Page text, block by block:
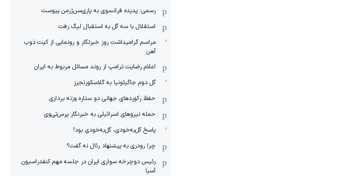
رسمی: پدیده فرانسوی به پاری‌سن‌ژرمن پیوست
استقلال با سه گل به استقبال لیگ رفت
مراسم گرامیداشت روز خبرنگار و رونمایی از کیت ذوب
آهن
اعلام رضایت ترامپ از روند مسائل مربوط به ایران
گل دوم جاگیلونیا به گلاسکورنجرز
حفظ رکوردهای جهانی دو ستاره وزنه برداری
حمله نیروهای اسرائیلی به خبرنگار پرس‌تی‌وی
پاسخ گل‌به‌خودی، گل‌به‌خودی بود!
چرا رودری به پیشنهاد رئال نه گفت؟
رئیس دوچرخه سواری ایران در جلسه مهم کنفدراسیون
آسیا